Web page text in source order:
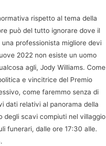
rispetto al tema della
può del tutto ignorare dove il
professionista migliore devi
2022 non esiste un uomo
agli, Jody Williams. Come
e vincitrice del Premio
come faremmo senza di
dati relativi al panorama della
degli scavi compiuti nel villaggio
funerari, dalle ore 17:30 alle.